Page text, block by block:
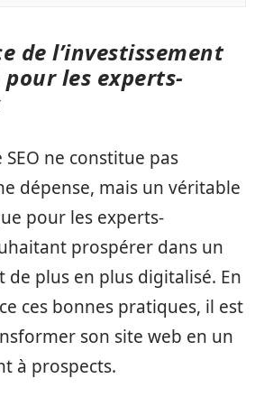
de l’investissement
pour les experts-
ne constitue pas
dépense, mais un véritable
pour les experts-
prospérer dans un
plus en plus digitalisé. En
ces bonnes pratiques, il est
son site web en un
à prospects.